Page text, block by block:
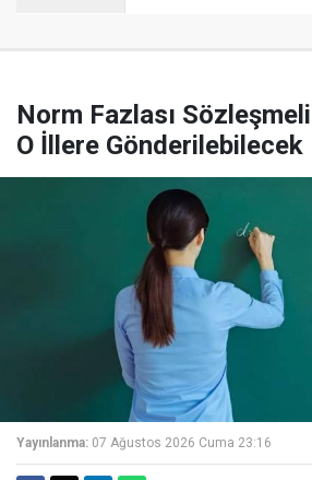
Norm Fazlası
O İllere Gönderilebilecek
Yayınlanma: 07 Ağustos 2026 Cuma 23:16